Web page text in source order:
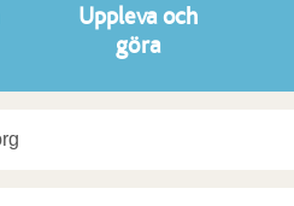
Uppleva och
göra